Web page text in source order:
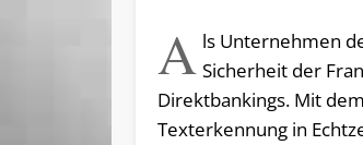
A ls Unternehmen
Sicherheit der
Direktbankings. Mit
Texterkennung in